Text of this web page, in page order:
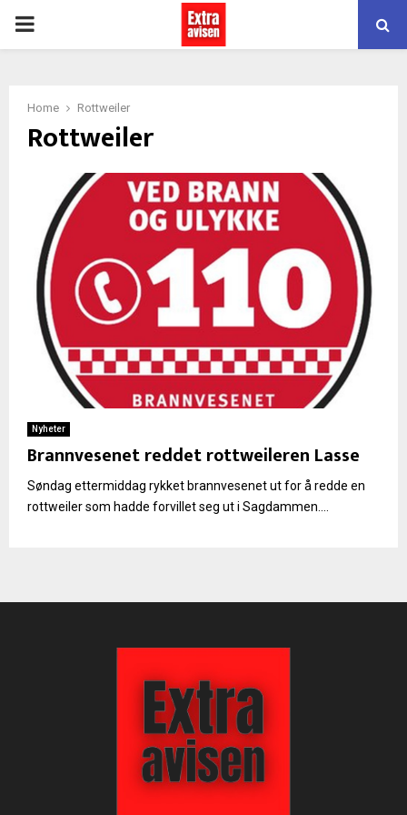
PRIMARY
Home Rottweiler
Rottweiler
Nyheter
Brannvesenet reddet rottweileren Lasse
Søndag ettermiddag rykket brannvesenet ut for å redde en
rottweiler som hadde forvillet seg ut i Sagdammen....